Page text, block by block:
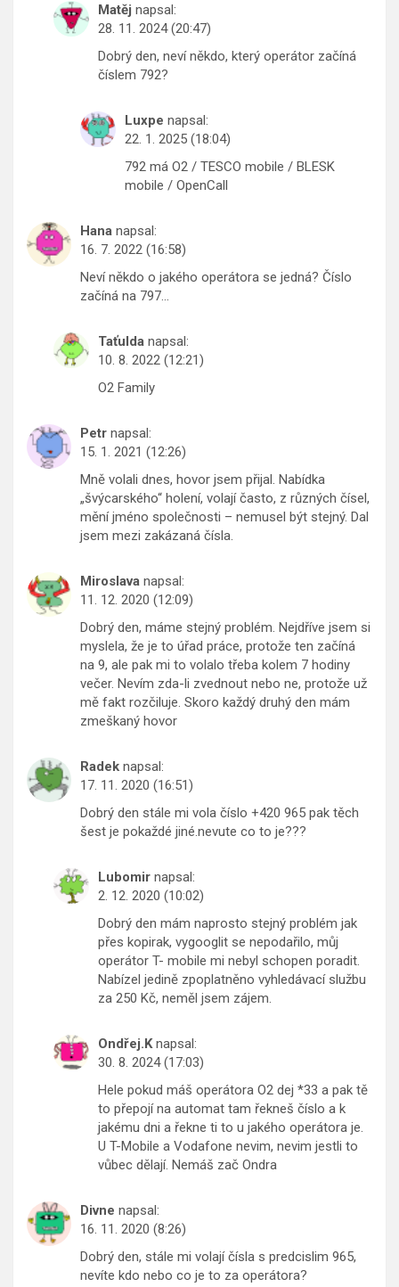
Matěj napsal:
28. 11. 2024 (20:47)
Dobrý den, neví někdo, který operátor začíná
číslem 792?
Luxpe napsal:
22. 1. 2025 (18:04)
792 má O2 / TESCO mobile / BLESK
mobile / OpenCall
Hana napsal:
16. 7. 2022 (16:58)
Neví někdo o jakého operátora se jedná? Číslo
začíná na 797…
Taťulda napsal:
10. 8. 2022 (12:21)
O2 Family
Petr napsal:
15. 1. 2021 (12:26)
Mně volali dnes, hovor jsem přijal. Nabídka
„švýcarského“ holení, volají často, z různých čísel,
mění jméno společnosti – nemusel být stejný. Dal
jsem mezi zakázaná čísla.
Miroslava napsal:
11. 12. 2020 (12:09)
Dobrý den, máme stejný problém. Nejdříve jsem si
myslela, že je to úřad práce, protože ten začíná
na 9, ale pak mi to volalo třeba kolem 7 hodiny
večer. Nevím zda-li zvednout nebo ne, protože už
mě fakt rozčiluje. Skoro každý druhý den mám
zmeškaný hovor
Radek napsal:
17. 11. 2020 (16:51)
Dobrý den stále mi vola číslo +420 965 pak těch
šest je pokaždé jiné.nevute co to je???
Lubomir napsal:
2. 12. 2020 (10:02)
Dobrý den mám naprosto stejný problém jak
přes kopirak, vygooglit se nepodařilo, můj
operátor T- mobile mi nebyl schopen poradit.
Nabízel jedině zpoplatněno vyhledávací službu
za 250 Kč, neměl jsem zájem.
Ondřej.K napsal:
30. 8. 2024 (17:03)
Hele pokud máš operátora O2 dej *33 a pak tě
to přepojí na automat tam řekneš číslo a k
jakému dni a řekne ti to u jakého operátora je.
U T-Mobile a Vodafone nevim, nevim jestli to
vůbec dělají. Nemáš zač Ondra
Divne napsal:
16. 11. 2020 (8:26)
Dobrý den, stále mi volají čísla s predcislim 965,
nevíte kdo nebo co je to za operátora?